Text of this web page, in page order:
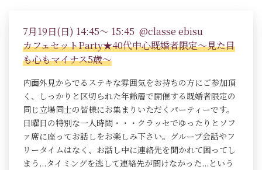
7月19日(日) 14:45～ 15:45 @classe ebisu
カフェセットParty★40代中心既婚者限定～見た目
も心もマイナス5歳～
内面外見からでるステキな雰囲気をお持ちの方にご参加頂
く、しっかりと区切られた年齢層で開催する既婚者限定の
同じ立場同士の皆様にお集まりいただくパーティーです。
日曜日の特別な一人時間・・・クラッセでゆったりとソフ
ァ席に座ってお話しをお楽しみ下さい。グループ会話やフ
リータイムはなく、お話し中に連絡先を聞かれて困ってし
まう...タイミングを逃して連絡先が聞けなかった...という